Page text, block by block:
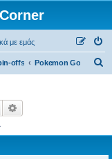
με εμάς
offs Pokemon Go
Αναζήτηση